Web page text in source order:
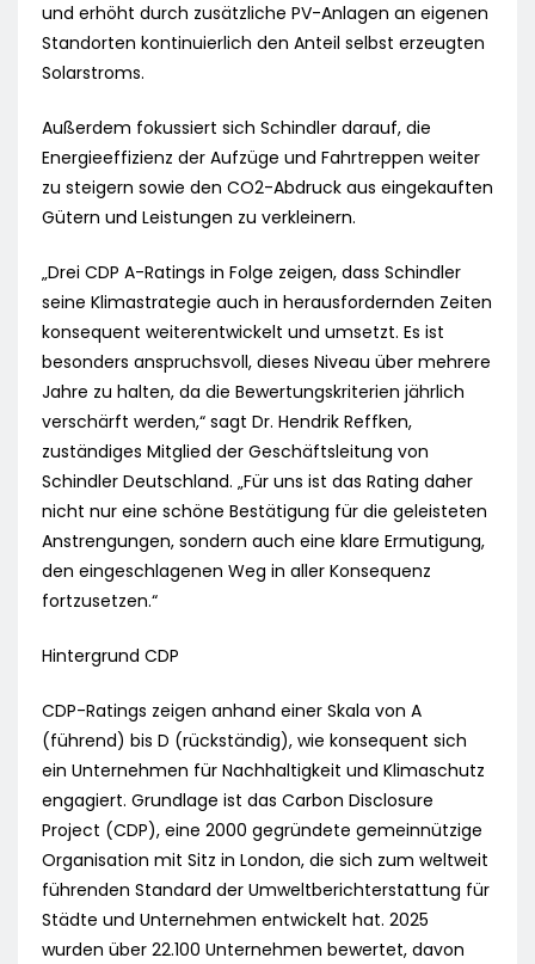
und erhöht durch zusätzliche PV-Anlagen an eigenen
Standorten kontinuierlich den Anteil selbst erzeugten
Solarstroms.
Außerdem fokussiert sich Schindler darauf, die
Energieeffizienz der Aufzüge und Fahrtreppen weiter
zu steigern sowie den CO2-Abdruck aus eingekauften
Gütern und Leistungen zu verkleinern.
„Drei CDP A-Ratings in Folge zeigen, dass Schindler
seine Klimastrategie auch in herausfordernden Zeiten
konsequent weiterentwickelt und umsetzt. Es ist
besonders anspruchsvoll, dieses Niveau über mehrere
Jahre zu halten, da die Bewertungskriterien jährlich
verschärft werden,“ sagt Dr. Hendrik Reffken,
zuständiges Mitglied der Geschäftsleitung von
Schindler Deutschland. „Für uns ist das Rating daher
nicht nur eine schöne Bestätigung für die geleisteten
Anstrengungen, sondern auch eine klare Ermutigung,
den eingeschlagenen Weg in aller Konsequenz
fortzusetzen.“
Hintergrund CDP
CDP-Ratings zeigen anhand einer Skala von A
(führend) bis D (rückständig), wie konsequent sich
ein Unternehmen für Nachhaltigkeit und Klimaschutz
engagiert. Grundlage ist das Carbon Disclosure
Project (CDP), eine 2000 gegründete gemeinnützige
Organisation mit Sitz in London, die sich zum weltweit
führenden Standard der Umweltberichterstattung für
Städte und Unternehmen entwickelt hat. 2025
wurden über 22.100 Unternehmen bewertet, davon